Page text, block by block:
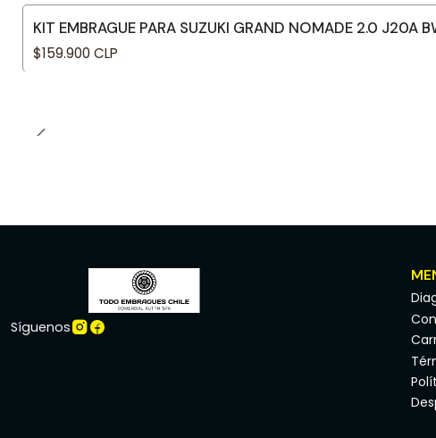
KIT EMBRAGUE PARA SUZUKI GRAND NOMADE 2.0 J20A
$159.900 CLP
Síguenos